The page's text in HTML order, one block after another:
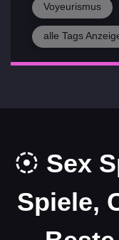
Voyeurismus
alle Tags
Sex
Spiele,